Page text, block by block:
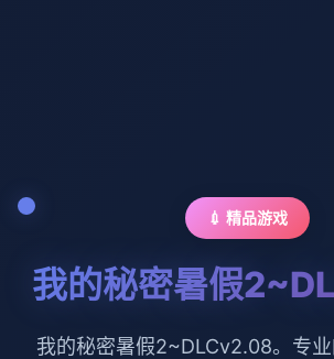
💉 精品游戏
我的秘密暑假
我的秘密暑假2~DLCv2.08。专